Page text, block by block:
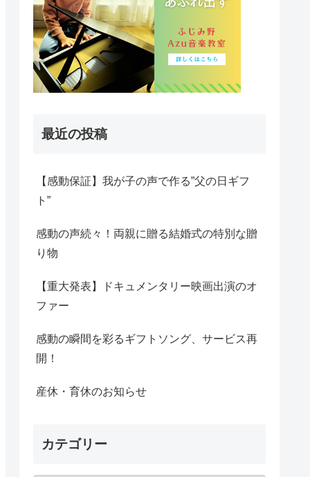
最近の投稿
【感動保証】我が子の声で作る”父の日ギフ
ト”
感動の声続々！両親に贈る結婚式の特別な贈
り物
【重大発表】ドキュメンタリー映画出演のオ
ファー
感動の瞬間を彩るギフトソング、サービス再
開！
産休・育休のお知らせ
カテゴリー